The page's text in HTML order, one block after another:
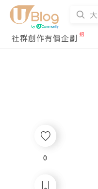
社群創作有價企劃
0
0